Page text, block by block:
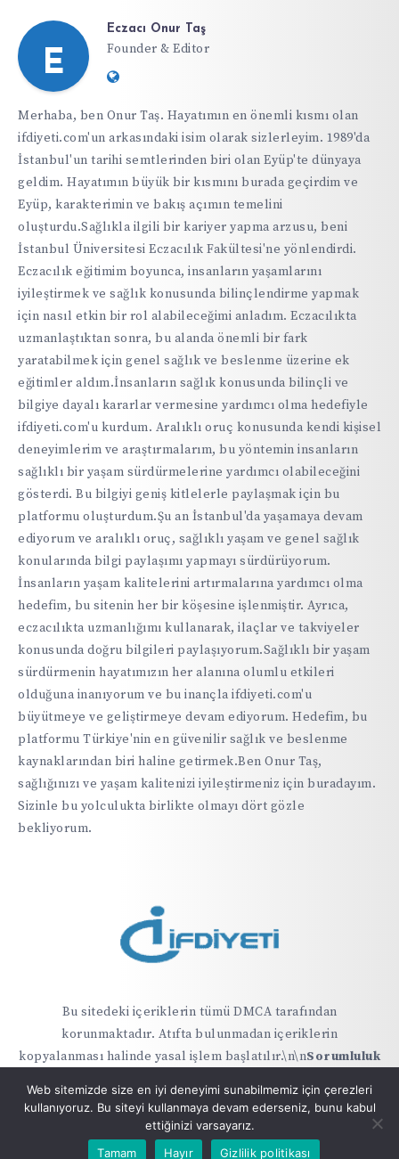
E
Eczacı Onur Taş
Founder & Editor
Website:
Merhaba, ben Onur Taş. Hayatımın en önemli kısmı olan
ifdiyeti.com'un arkasındaki isim olarak sizlerleyim. 1989'da
İstanbul'un tarihi semtlerinden biri olan Eyüp'te dünyaya
geldim. Hayatımın büyük bir kısmını burada geçirdim ve
Eyüp, karakterimin ve bakış açımın temelini
oluşturdu.Sağlıkla ilgili bir kariyer yapma arzusu, beni
İstanbul Üniversitesi Eczacılık Fakültesi'ne yönlendirdi.
Eczacılık eğitimim boyunca, insanların yaşamlarını
iyileştirmek ve sağlık konusunda bilinçlendirme yapmak
için nasıl etkin bir rol alabileceğimi anladım. Eczacılıkta
uzmanlaştıktan sonra, bu alanda önemli bir fark
yaratabilmek için genel sağlık ve beslenme üzerine ek
eğitimler aldım.İnsanların sağlık konusunda bilinçli ve
bilgiye dayalı kararlar vermesine yardımcı olma hedefiyle
ifdiyeti.com'u kurdum. Aralıklı oruç konusunda kendi kişisel
deneyimlerim ve araştırmalarım, bu yöntemin insanların
sağlıklı bir yaşam sürdürmelerine yardımcı olabileceğini
gösterdi. Bu bilgiyi geniş kitlelerle paylaşmak için bu
platformu oluşturdum.Şu an İstanbul'da yaşamaya devam
ediyorum ve aralıklı oruç, sağlıklı yaşam ve genel sağlık
konularında bilgi paylaşımı yapmayı sürdürüyorum.
İnsanların yaşam kalitelerini artırmalarına yardımcı olma
hedefim, bu sitenin her bir köşesine işlenmiştir. Ayrıca,
eczacılıkta uzmanlığımı kullanarak, ilaçlar ve takviyeler
konusunda doğru bilgileri paylaşıyorum.Sağlıklı bir yaşam
sürdürmenin hayatımızın her alanına olumlu etkileri
olduğuna inanıyorum ve bu inançla ifdiyeti.com'u
büyütmeye ve geliştirmeye devam ediyorum. Hedefim, bu
platformu Türkiye'nin en güvenilir sağlık ve beslenme
kaynaklarından biri haline getirmek.Ben Onur Taş,
sağlığınızı ve yaşam kalitenizi iyileştirmeniz için buradayım.
Sizinle bu yolculukta birlikte olmayı dört gözle
bekliyorum.
Bu sitedeki içeriklerin tümü DMCA tarafından
korunmaktadır. Atıfta bulunmadan içeriklerin
kopyalanması halinde yasal işlem başlatılır.\n\nSorumluluk
veya alternatif tıp kapsamında teşhis ve tedavi yerine
geçmez
Web sitemizde size en iyi deneyimi sunabilmemiz için çerezleri
kullanıyoruz. Bu siteyi kullanmaya devam ederseniz, bunu kabul
ettiğinizi varsayarız.
Tamam
Hayır Gizlilik politikası